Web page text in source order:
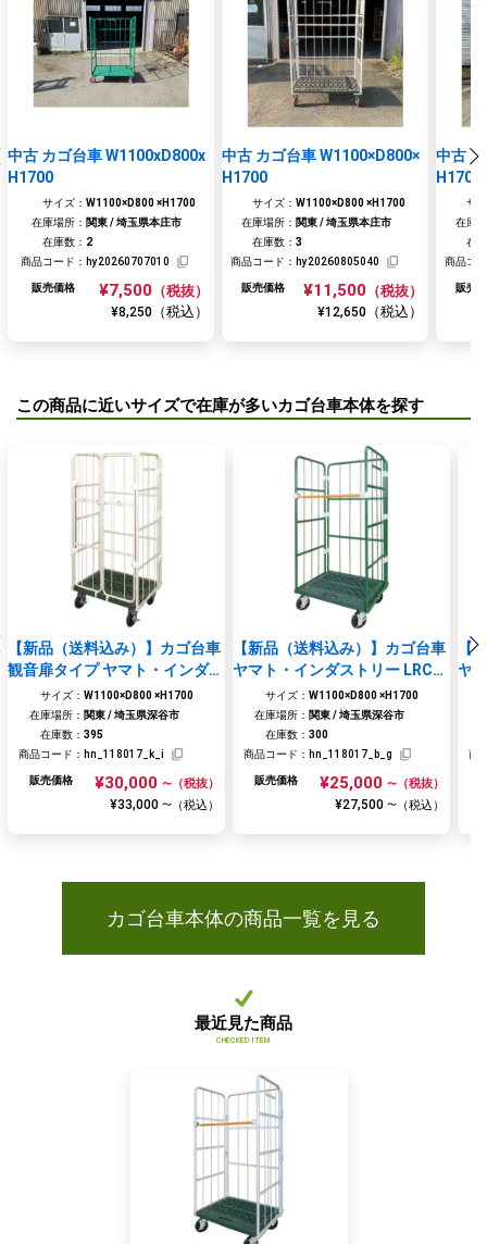
中古 カゴ台車 W1100xD800x
H1700
サイズ： W1100×D800 ×H1700
在庫場所： 関東 / 埼玉県本庄市
在庫数： 2
商品コード： hy20260707010
販売価格 ¥7,500 （税抜）
¥8,250 （税込）
中古 カゴ台車 W1100×D800×
H1700
サイズ： W1100×D800 ×H1700
在庫場所： 関東 / 埼玉県本庄市
在庫数： 3
商品コード： hy20260805040
販売価格 ¥11,500 （税抜）
¥12,650 （税込）
中古
H1700
サ
在庫
在
商品コ
販売
この商品に近いサイズで在庫が多いカゴ台車本体を探す
【新品（送料込み）】カゴ台車
観音扉タイプ ヤマト・インダス
トリー KRC80-PI W1100×D800
×H1700 本州エリア対象
サイズ： W1100×D800 ×H1700
在庫場所： 関東 / 埼玉県深谷市
在庫数： 395
商品コード： hn_118017_k_i
販売価格 ¥30,000 〜 （税抜）
¥33,000 〜 （税込）
【新品（送料込み）】カゴ台車
ヤマト・インダストリー LRC80
-PG W1100×D800×H1700 本州
エリア対象
サイズ： W1100×D800 ×H1700
在庫場所： 関東 / 埼玉県深谷市
在庫数： 300
商品コード： hn_118017_b_g
販売価格 ¥25,000 〜 （税抜）
¥27,500 〜 （税込）
【
ヤ
商
カゴ台車本体の商品一覧を見る
最近見た商品
CHECKED ITEM